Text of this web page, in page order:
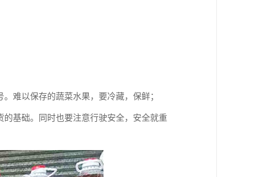
难以保存的蔬菜水果，要冷藏，保鲜；
基础。同时也要注意行驶安全，安全就重